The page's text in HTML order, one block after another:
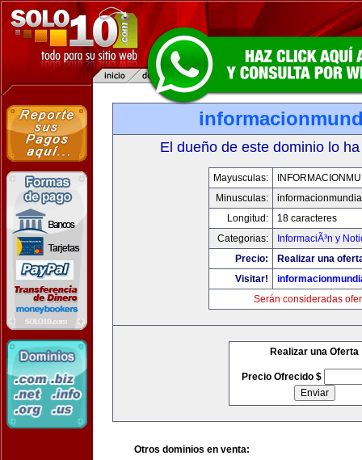
El dueño de este dominio lo
Mayusculas:
Minusculas:
Longitud:
18 caracteres
Categorias:
InformaciÃ³n y
Precio:
Realizar una
Visitar!
Serán consideradas
Realizar una Oferta
Precio Ofrecido $
Otros dominios en venta: